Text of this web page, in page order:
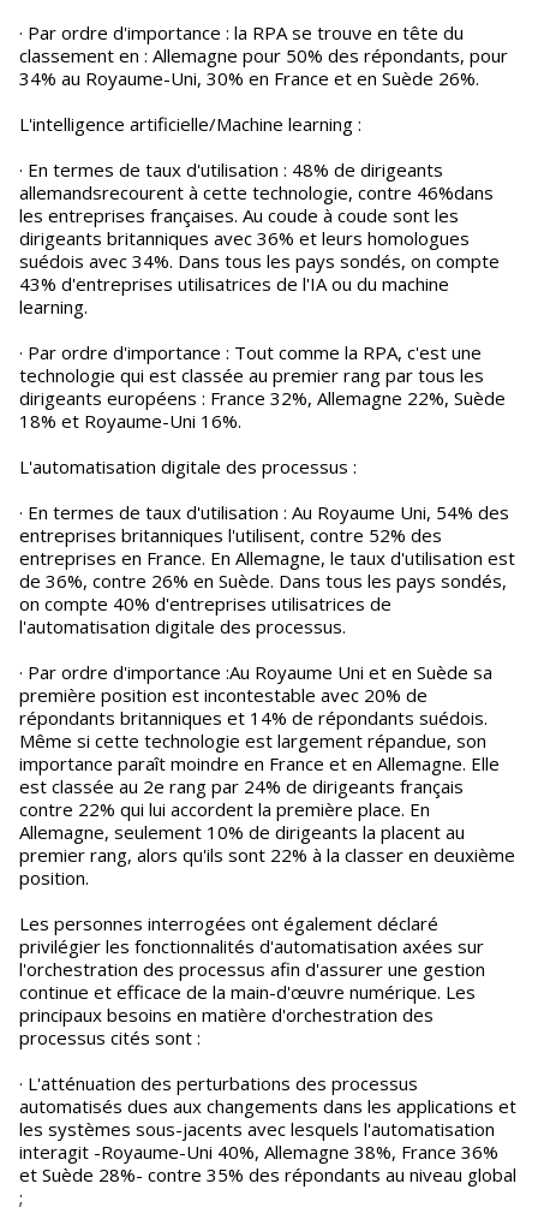
· Par ordre d'importance : la RPA se trouve en tête du
classement en : Allemagne pour 50% des répondants, pour
34% au Royaume-Uni, 30% en France et en Suède 26%.
L'intelligence artificielle/Machine learning :
· En termes de taux d'utilisation : 48% de dirigeants
allemandsrecourent à cette technologie, contre 46%dans
les entreprises françaises. Au coude à coude sont les
dirigeants britanniques avec 36% et leurs homologues
suédois avec 34%. Dans tous les pays sondés, on compte
43% d'entreprises utilisatrices de l'IA ou du machine
learning.
· Par ordre d'importance : Tout comme la RPA, c'est une
technologie qui est classée au premier rang par tous les
dirigeants européens : France 32%, Allemagne 22%, Suède
18% et Royaume-Uni 16%.
L'automatisation digitale des processus :
· En termes de taux d'utilisation : Au Royaume Uni, 54% des
entreprises britanniques l'utilisent, contre 52% des
entreprises en France. En Allemagne, le taux d'utilisation est
de 36%, contre 26% en Suède. Dans tous les pays sondés,
on compte 40% d'entreprises utilisatrices de
l'automatisation digitale des processus.
· Par ordre d'importance :Au Royaume Uni et en Suède sa
première position est incontestable avec 20% de
répondants britanniques et 14% de répondants suédois.
Même si cette technologie est largement répandue, son
importance paraît moindre en France et en Allemagne. Elle
est classée au 2e rang par 24% de dirigeants français
contre 22% qui lui accordent la première place. En
Allemagne, seulement 10% de dirigeants la placent au
premier rang, alors qu'ils sont 22% à la classer en deuxième
position.
Les personnes interrogées ont également déclaré
privilégier les fonctionnalités d'automatisation axées sur
l'orchestration des processus afin d'assurer une gestion
continue et efficace de la main-d'œuvre numérique. Les
principaux besoins en matière d'orchestration des
processus cités sont :
· L'atténuation des perturbations des processus
automatisés dues aux changements dans les applications et
les systèmes sous-jacents avec lesquels l'automatisation
interagit -Royaume-Uni 40%, Allemagne 38%, France 36%
et Suède 28%- contre 35% des répondants au niveau global
;